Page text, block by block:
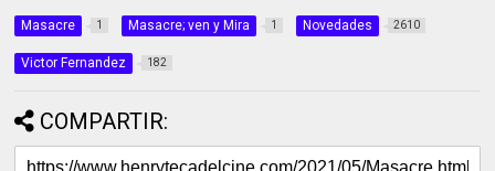
Masacre 1 Masacre; ven y Mira 1 Novedades 2610
Victor Fernandez 182
COMPARTIR: